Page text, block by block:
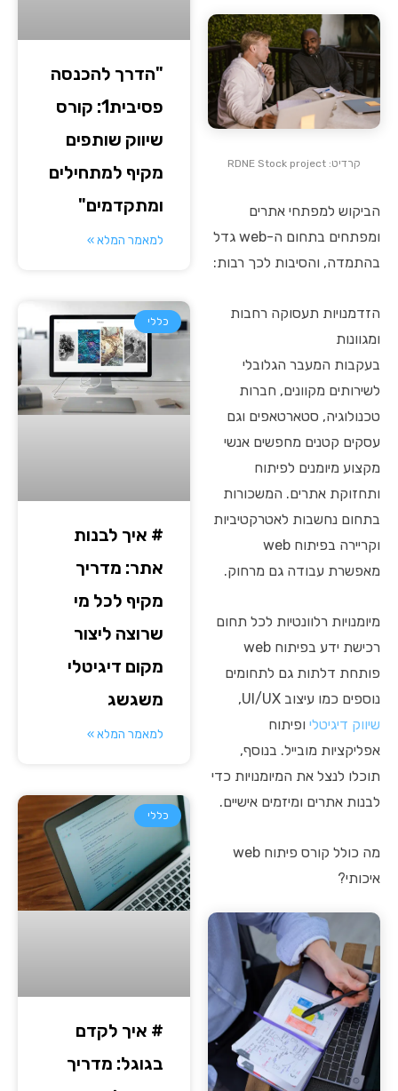
קרדיט: RDNE Stock project
הביקוש למפתחי אתרים
ומפתחים בתחום ה-web גדל
בהתמדה, והסיבות לכך רבות:
הזדמנויות תעסוקה רחבות
ומגוונות
בעקבות המעבר הגלובלי
לשירותים מקוונים, חברות
טכנולוגיה, סטארטאפים וגם
עסקים קטנים מחפשים אנשי
מקצוע מיומנים לפיתוח
ותחזוקת אתרים. המשכורות
בתחום נחשבות לאטרקטיביות
וקריירה בפיתוח web
מאפשרת עבודה גם מרחוק.
מיומנויות רלוונטיות לכל תחום
רכישת ידע בפיתוח web
פותחת דלתות גם לתחומים
נוספים כמו עיצוב UI/UX,
שיווק דיגיטלי ופיתוח
אפליקציות מובייל. בנוסף,
תוכלו לנצל את המיומנויות כדי
לבנות אתרים ומיזמים אישיים.
מה כולל קורס פיתוח web
איכותי?
"הדרך להכנסה
פסיבית1: קורס
שיווק שותפים
מקיף למתחילים
ומתקדמים"
למאמר המלא »
כללי
# איך לבנות
אתר: מדריך
מקיף לכל מי
שרוצה ליצור
מקום דיגיטלי
משגשג
למאמר המלא »
כללי
# איך לקדם
בגוגל: מדריך